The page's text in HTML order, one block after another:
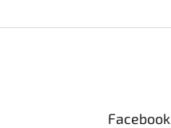
Facebook